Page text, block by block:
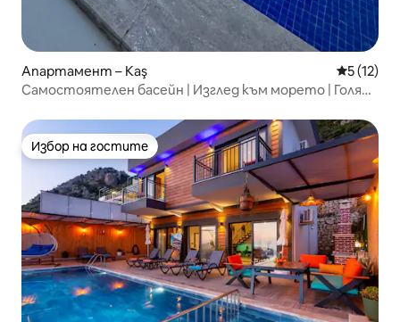
Апартамент – Kaş Средна
5 (12)
Самостоятелен басейн | Изглед към морето | Голяма
Избор на гостите
Избор на гостите